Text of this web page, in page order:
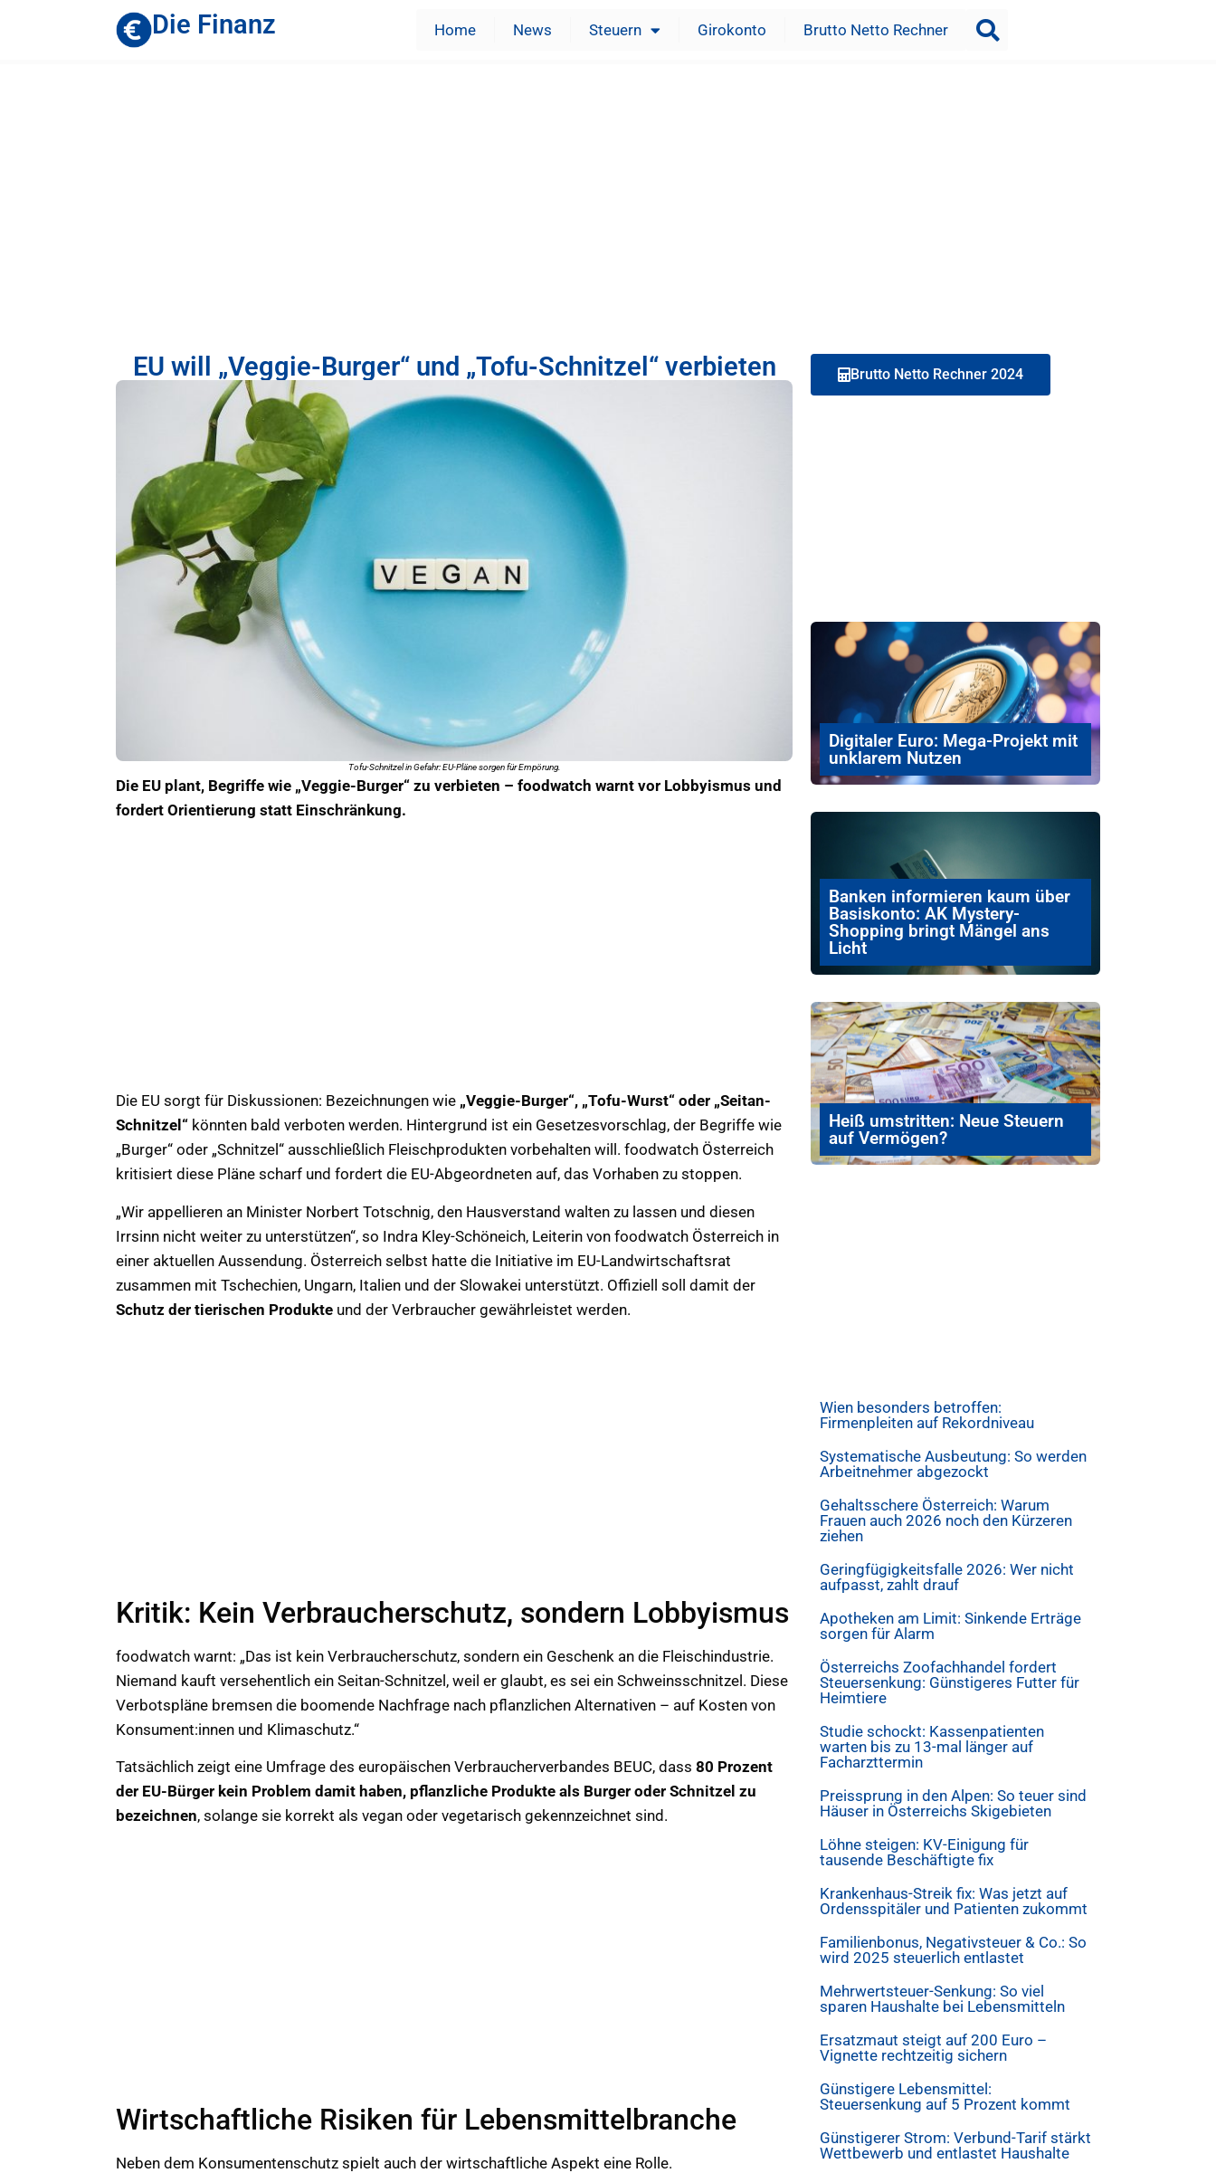
Die Finanz Home News Steuern Girokonto Brutto Netto Rechner
EU will „Veggie-Burger“ und „Tofu-Schnitzel“ verbieten
Tofu-Schnitzel in Gefahr: EU-Pläne sorgen für Empörung.
Die EU plant, Begriffe wie „Veggie-Burger“ zu verbieten – foodwatch warnt vor Lobbyismus und
fordert Orientierung statt Einschränkung.
Die EU sorgt für Diskussionen: Bezeichnungen wie „Veggie-Burger“, „Tofu-Wurst“ oder „Seitan-
Schnitzel“ könnten bald verboten werden. Hintergrund ist ein Gesetzesvorschlag, der Begriffe wie
„Burger“ oder „Schnitzel“ ausschließlich Fleischprodukten vorbehalten will. foodwatch Österreich
kritisiert diese Pläne scharf und fordert die EU-Abgeordneten auf, das Vorhaben zu stoppen.
„Wir appellieren an Minister Norbert Totschnig, den Hausverstand walten zu lassen und diesen
Irrsinn nicht weiter zu unterstützen“, so Indra Kley-Schöneich, Leiterin von foodwatch Österreich in
einer aktuellen Aussendung. Österreich selbst hatte die Initiative im EU-Landwirtschaftsrat
zusammen mit Tschechien, Ungarn, Italien und der Slowakei unterstützt. Offiziell soll damit der
Schutz der tierischen Produkte und der Verbraucher gewährleistet werden.
Kritik: Kein Verbraucherschutz, sondern Lobbyismus
foodwatch warnt: „Das ist kein Verbraucherschutz, sondern ein Geschenk an die Fleischindustrie.
Niemand kauft versehentlich ein Seitan-Schnitzel, weil er glaubt, es sei ein Schweinsschnitzel. Diese
Verbotspläne bremsen die boomende Nachfrage nach pflanzlichen Alternativen – auf Kosten von
Konsument:innen und Klimaschutz.“
Tatsächlich zeigt eine Umfrage des europäischen Verbraucherverbandes BEUC, dass 80 Prozent
der EU-Bürger kein Problem damit haben, pflanzliche Produkte als Burger oder Schnitzel zu
bezeichnen, solange sie korrekt als vegan oder vegetarisch gekennzeichnet sind.
Wirtschaftliche Risiken für Lebensmittelbranche
Neben dem Konsumentenschutz spielt auch der wirtschaftliche Aspekt eine Rolle.
Brutto Netto Rechner 2024
Digitaler Euro: Mega-Projekt mit
unklarem Nutzen
Banken informieren kaum über
Basiskonto: AK Mystery-
Shopping bringt Mängel ans
Licht
Heiß umstritten: Neue Steuern
auf Vermögen?
Wien besonders betroffen:
Firmenpleiten auf Rekordniveau
Systematische Ausbeutung: So werden
Arbeitnehmer abgezockt
Gehaltsschere Österreich: Warum
Frauen auch 2026 noch den Kürzeren
ziehen
Geringfügigkeitsfalle 2026: Wer nicht
aufpasst, zahlt drauf
Apotheken am Limit: Sinkende Erträge
sorgen für Alarm
Österreichs Zoofachhandel fordert
Steuersenkung: Günstigeres Futter für
Heimtiere
Studie schockt: Kassenpatienten
warten bis zu 13-mal länger auf
Facharzttermin
Preissprung in den Alpen: So teuer sind
Häuser in Österreichs Skigebieten
Löhne steigen: KV-Einigung für
tausende Beschäftigte fix
Krankenhaus-Streik fix: Was jetzt auf
Ordensspitäler und Patienten zukommt
Familienbonus, Negativsteuer & Co.: So
wird 2025 steuerlich entlastet
Mehrwertsteuer-Senkung: So viel
sparen Haushalte bei Lebensmitteln
Ersatzmaut steigt auf 200 Euro –
Vignette rechtzeitig sichern
Günstigere Lebensmittel:
Steuersenkung auf 5 Prozent kommt
Günstigerer Strom: Verbund-Tarif stärkt
Wettbewerb und entlastet Haushalte